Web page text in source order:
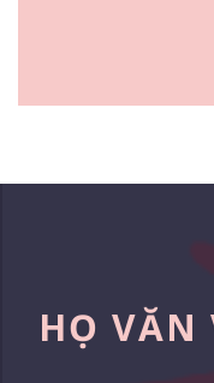
HỌ VĂN